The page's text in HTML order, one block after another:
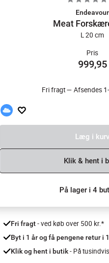
Endeavour
Meat
L 20 cm
Pris
999,95
Fri fragt — Afsendes
Læg i kurv
Klik & hent i
På lager i 4
Fri fragt - ved køb over 500 kr.*
Byt i 1 år og få pengene retur i
Klik og hent i butik - På